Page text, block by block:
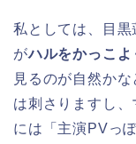
私としては、目
がハルをかっこ
見るのが自然か
は刺さりますし
には「主演PVっ